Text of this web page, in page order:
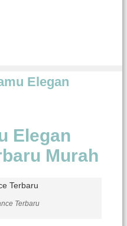
Elegan
Elegan
Murah
Terbaru